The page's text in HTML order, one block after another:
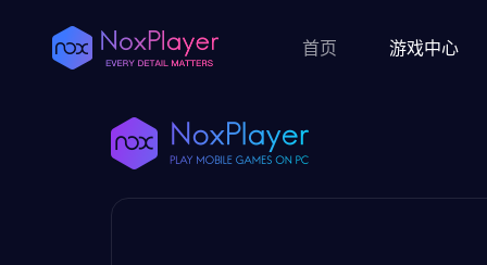
首页 游戏中心